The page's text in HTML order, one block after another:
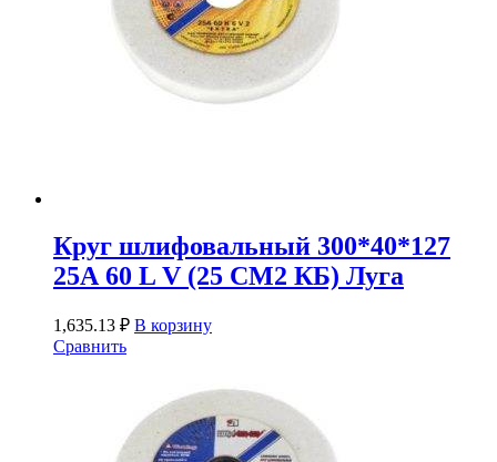
Круг шлифовальный 300*40*127
25А 60 L V (25 СМ2 КБ) Луга
1,635.13 ₽ В корзину
Сравнить